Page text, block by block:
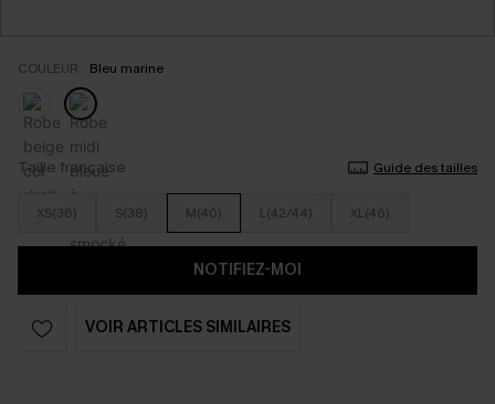
COULEUR: Bleu marine
Taille française Guide des tailles
XS(36) S(38) M(40) L(42/44) XL(46)
NOTIFIEZ-MOI
VOIR ARTICLES SIMILAIRES